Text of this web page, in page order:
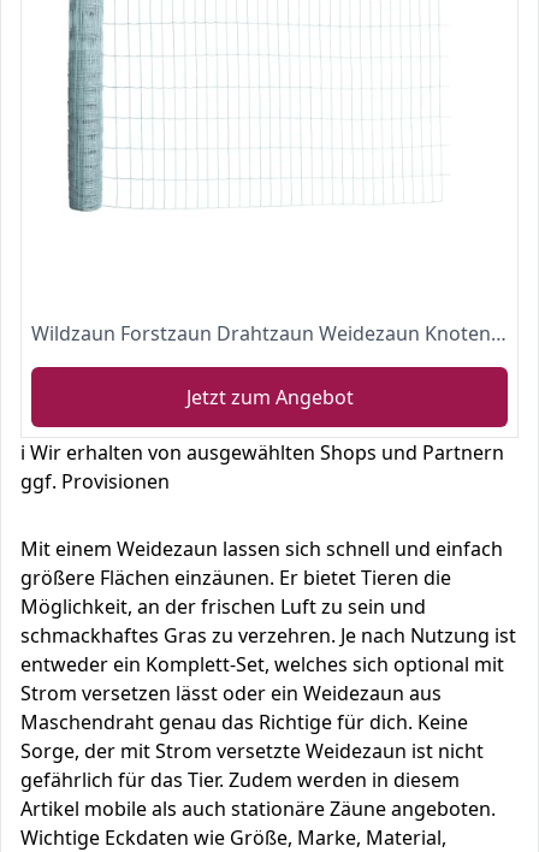
Wildzaun Forstzaun Drahtzaun Weidezaun Knotengeflecht Zaun 15 Größen (Wildzaun 100/08/15)
Jetzt zum Angebot
ℹ️ Wir erhalten von ausgewählten Shops und Partnern
ggf. Provisionen
Mit einem Weidezaun lassen sich schnell und einfach
größere Flächen einzäunen. Er bietet Tieren die
Möglichkeit, an der frischen Luft zu sein und
schmackhaftes Gras zu verzehren. Je nach Nutzung ist
entweder ein Komplett-Set, welches sich optional mit
Strom versetzen lässt oder ein Weidezaun aus
Maschendraht genau das Richtige für dich. Keine
Sorge, der mit Strom versetzte Weidezaun ist nicht
gefährlich für das Tier. Zudem werden in diesem
Artikel mobile als auch stationäre Zäune angeboten.
Wichtige Eckdaten wie Größe, Marke, Material,